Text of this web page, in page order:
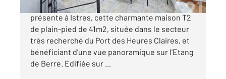
CENTURY 21 CABINET CORVAJA, vous
présente à Istres, cette charmante maison T2
de plain-pied de 41m2, située dans le secteur
très recherché du Port des Heures Claires, et
bénéficiant d'une vue panoramique sur l'Etang
de Berre. Edifiée sur ...